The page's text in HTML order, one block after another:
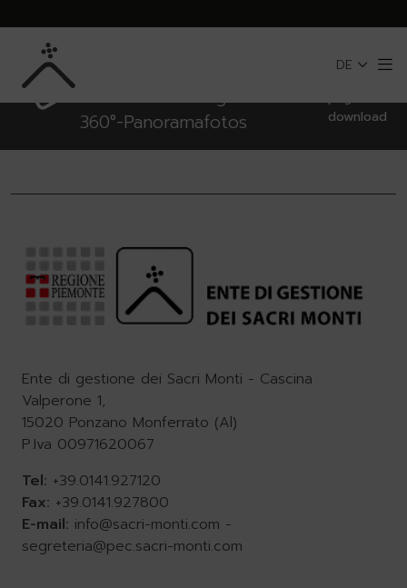
DE
Monti mit Audioguide und
360°-Panoramafotos
download
Ente di gestione dei Sacri Monti - Cascina
Valperone 1,
15020 Ponzano Monferrato (Al)
P.Iva 00971620067
Tel: +39.0141.927120
Fax: +39.0141.927800
E-mail: info@sacri-monti.com -
segreteria@pec.sacri-monti.com